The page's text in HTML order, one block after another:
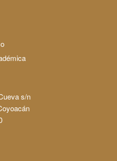
s/n